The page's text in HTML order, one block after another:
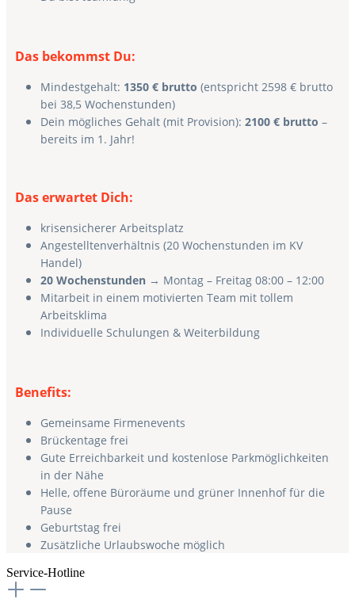
Das bekommst Du:
Mindestgehalt: 1350€ brutto (entspricht 2598 € brutto
bei 38,5 Wochenstunden)
Dein mögliches Gehalt (mit Provision): 2100 € brutto –
bereits im 1. Jahr!
Das erwartet Dich:
krisensicherer Arbeitsplatz
Angestelltenverhältnis (20 Wochenstunden im KV
Handel)
20 Wochenstunden→ Montag – Freitag 08:00 – 12:00
Mitarbeit in einem motivierten Team mit tollem
Arbeitsklima
Individuelle Schulungen & Weiterbildung
Benefits:
Gemeinsame Firmenevents
Brückentage frei
Gute Erreichbarkeit und kostenlose Parkmöglichkeiten
in der Nähe
Helle, offene Büroräume und grüner Innenhof für die
Pause
Geburtstag frei
Zusätzliche Urlaubswoche möglich
Service-Hotline